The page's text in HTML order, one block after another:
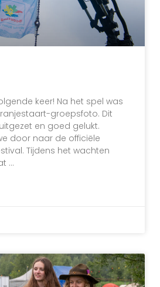
keer! Na het spel was
groepsfoto. Dit
en goed gelukt.
door naar de officiële
Tijdens het wachten
…